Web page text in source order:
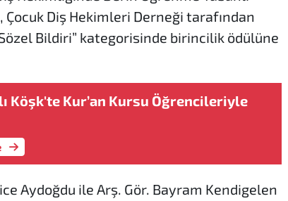
Çocuk Diş Hekimleri Derneği tarafından
Bildiri” kategorisinde birincilik ödülüne
Köşk'te Kur’an Kursu Öğrencileriyle
Aydoğdu ile Arş. Gör. Bayram Kendigelen